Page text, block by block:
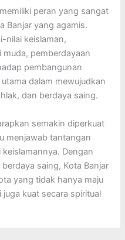
peran yang sangat
Banjar yang agamis.
nilai keislaman,
pemberdayaan
pembangunan
dalam mewujudkan
dan berdaya saing.
semakin diperkuat
menjawab tantangan
Dengan
saing, Kota Banjar
yang tidak hanya maju
kuat secara spiritual